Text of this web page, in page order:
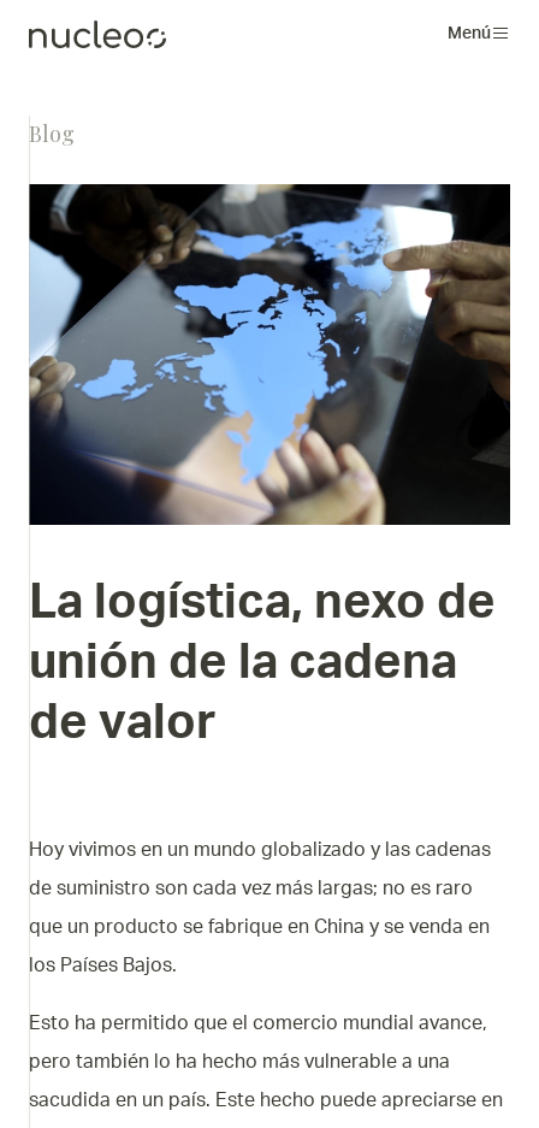
Menú
Blog
La logística, nexo de
unión de la cadena
de valor
Hoy vivimos en un mundo globalizado y las cadenas
de suministro son cada vez más largas; no es raro
que un producto se fabrique en China y se venda en
los Países Bajos.
Esto ha permitido que el comercio mundial avance,
pero también lo ha hecho más vulnerable a una
sacudida en un país. Este hecho puede apreciarse en